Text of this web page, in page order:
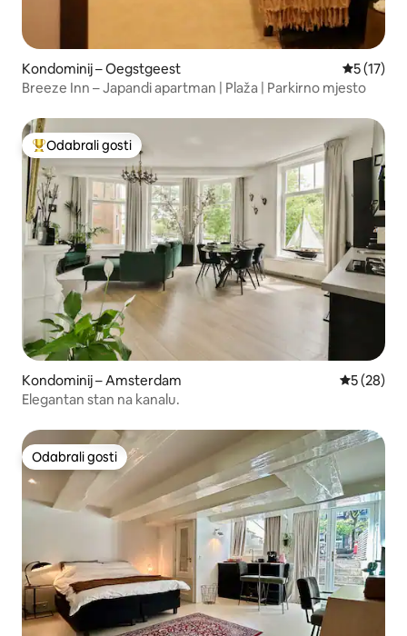
Kondominij – Oegstgeest Prosječna
5 (17)
Breeze Inn – Japandi apartman | Plaža | Parkirno mjesto
Među najviše rangiranima s oznakom „Odabrali gosti”
Odabrali gosti
Kondominij – Amsterdam Prosječna
5 (28)
Elegantan stan na kanalu.
Odabrali gosti
Odabrali gosti